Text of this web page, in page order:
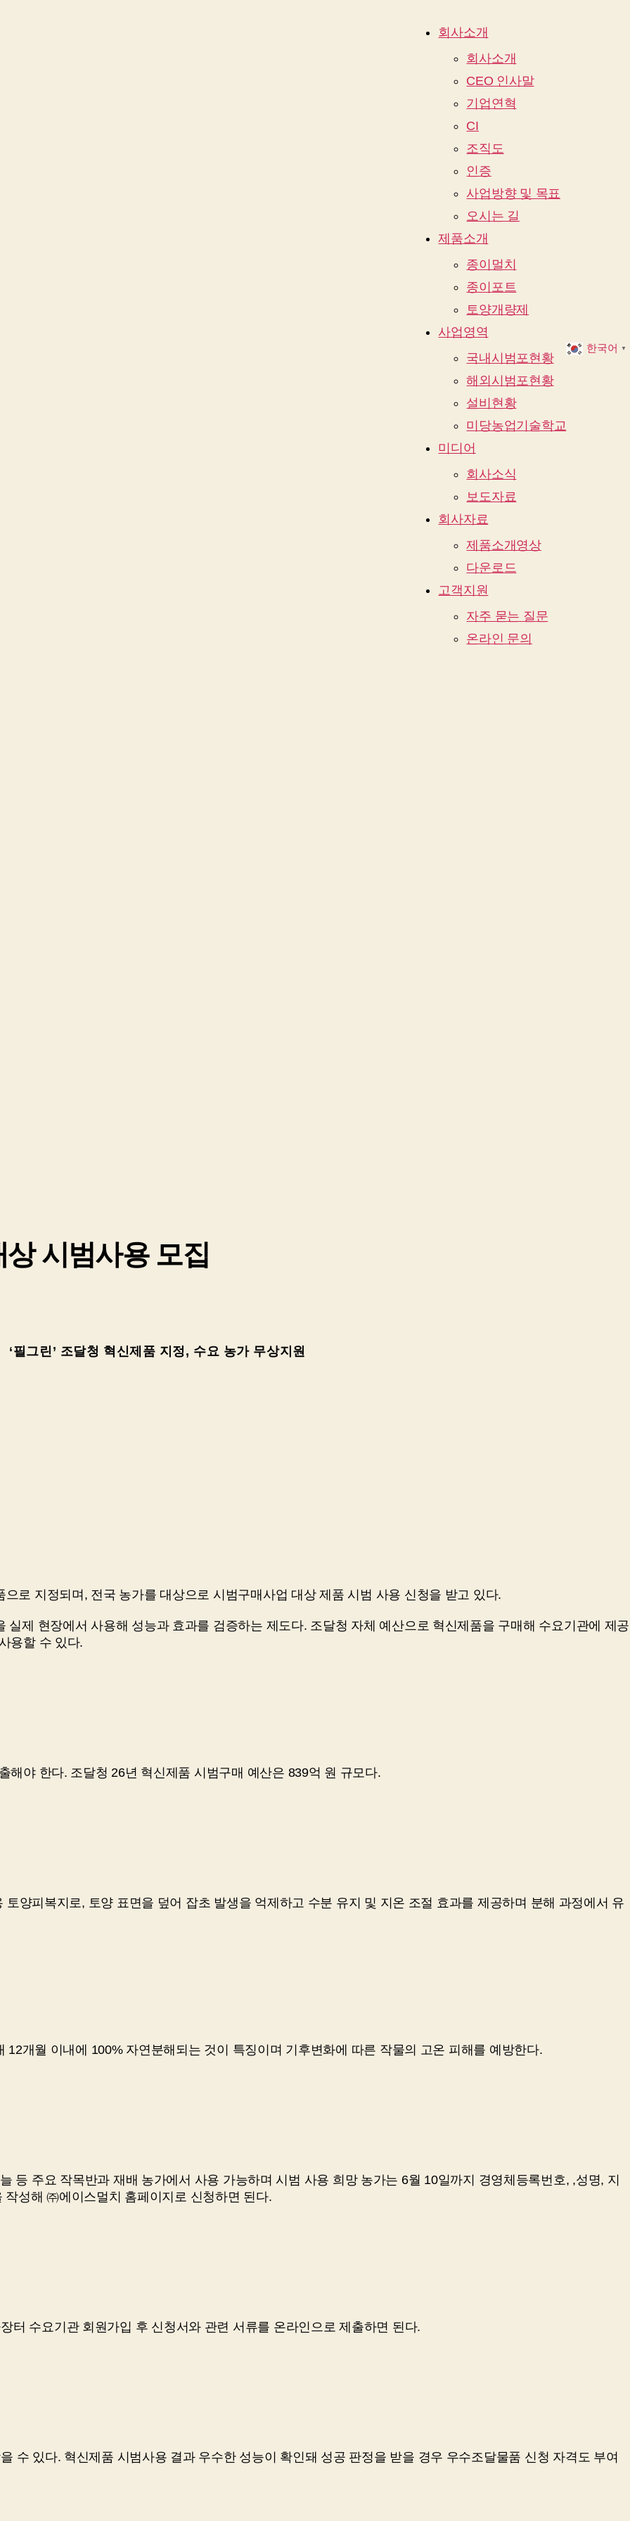
회사소개
회사소개
CEO 인사말
기업연혁
CI
조직도
인증
사업방향 및 목표
오시는 길
제품소개
종이멀치
종이포트
토양개량제
사업영역
국내시범포현황
해외시범포현황
설비현황
미당농업기술학교
미디어
회사소식
보도자료
회사자료
제품소개영상
다운로드
고객지원
자주 묻는 질문
온라인 문의
한국어 ▼
시범사용 모집
‘필그린’ 조달청 혁신제품 지정, 수요 농가 무상지원
으로 지정되며, 전국 농가를 대상으로 시범구매사업 대상 제품 시범 사용 신청을 받고 있다.
실제 현장에서 사용해 성능과 효과를 검증하는 제도다. 조달청 자체 예산으로 혁신제품을 구매해 수요기관에 제공
용할 수 있다.
해야 한다. 조달청 26년 혁신제품 시범구매 예산은 839억 원 규모다.
토양피복지로, 토양 표면을 덮어 잡초 발생을 억제하고 수분 유지 및 지온 조절 효과를 제공하며 분해 과정에서 유
개월 이내에 100% 자연분해되는 것이 특징이며 기후변화에 따른 작물의 고온 피해를 예방한다.
등 주요 작목반과 재배 농가에서 사용 가능하며 시범 사용 희망 농가는 6월 10일까지 경영체등록번호, ,성명, 지
성해 ㈜에이스멀치 홈페이지로 신청하면 된다.
터 수요기관 회원가입 후 신청서와 관련 서류를 온라인으로 제출하면 된다.
수 있다. 혁신제품 시범사용 결과 우수한 성능이 확인돼 성공 판정을 받을 경우 우수조달물품 신청 자격도 부여